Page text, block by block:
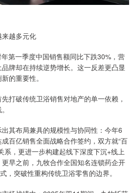
越多元化
第一季度中国销售额同比下跌30%，营
牌却在持续逆势增长。这一反差更凸显
的重要性。
打破传统卫浴销售对地产的单一依赖，
其布局兼具的规模性与协同性：今年6
百亿销售全面战略合作签约，双方就“百
系，更进一步构建起线下深度下沉+线上
早之前，九牧合作全国知名连锁药企开
，突破性重构传统卫浴零售的边界。